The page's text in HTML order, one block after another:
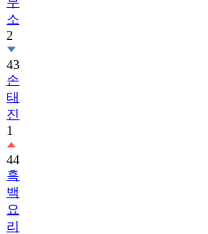
소
2
43
손
태
진
1
44
흑
백
요
리